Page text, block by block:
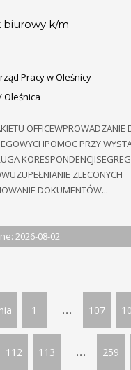
biurowy k/m
Pracy w Oleśnicy
Oleśnica
OFFICEWPROWADZANIE
PRZY
ZLECONYCH
DOKUMENTÓW...
2026-08-02
1 ... 107
112 113 ... 259